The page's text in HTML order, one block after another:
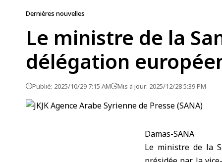
Dernières nouvelles
Le ministre de la
délégation
Publié: 2025/10/29 7:15 AM Mis à jour: 2025/12/28 5:39 PM
Damas-SANA
Le ministre de la